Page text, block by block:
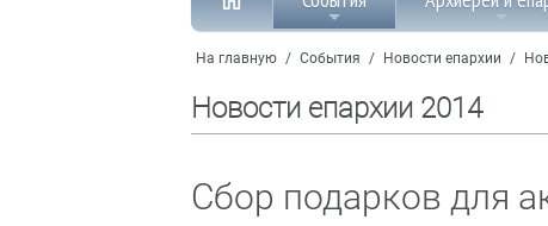
На главную / События / Новости епархии /
Новости епархии 2014
Сбор подарков для